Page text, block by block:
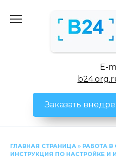
E-
Заказать
ГЛАВНАЯ СТРАНИЦА » РАБОТА В
ИНСТРУКЦИЯ ПО НАСТРОЙКЕ